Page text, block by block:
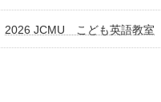
2026 JCMU こども英語教室